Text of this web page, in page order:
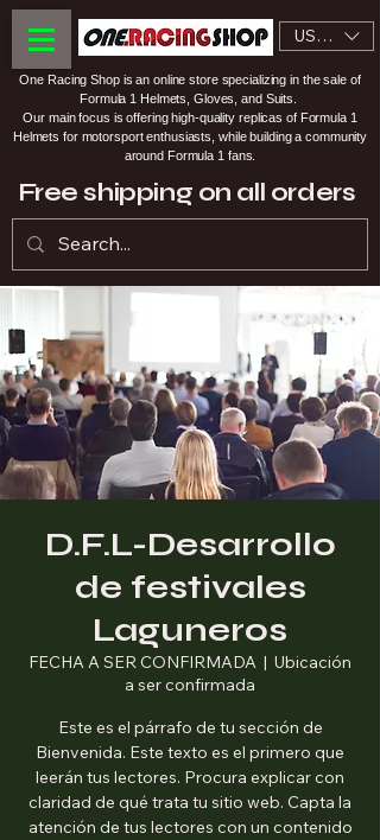
USD ($)
One Racing Shop is an online store specializing in the sale of
Formula 1 Helmets, Gloves, and Suits.
Our main focus is offering high-quality replicas of Formula 1
Helmets for motorsport enthusiasts, while building a community
around Formula 1 fans.
Free shipping on all orders
D.F.L-Desarrollo
de festivales
Laguneros
FECHA A SER CONFIRMADA
  |
Ubicación
a ser confirmada
Este es el párrafo de tu sección de
Bienvenida. Este texto es el primero que
leerán tus lectores. Procura explicar con
claridad de qué trata tu sitio web. Capta la
atención de tus lectores con un contenido